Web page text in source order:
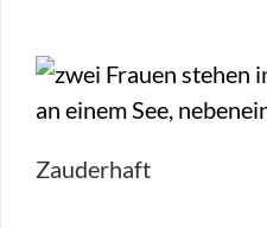
Zauderhaft